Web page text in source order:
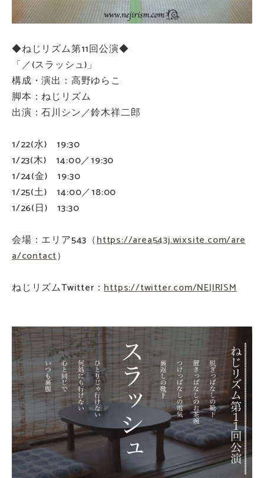
◆ねじリズム第11回公演◆
「／(スラッシュ)」
構成・演出：高野ゆらこ
脚本：ねじリズム
出演：石川シン／鈴木祥二郎
1/22(水) 19:30
1/23(木) 14:00／19:30
1/24(金) 19:30
1/25(土) 14:00／18:00
1/26(日) 13:30
会場：エリア543（https://area543j.wixsite.com/are
a/contact）
ねじリズムTwitter：https://twitter.com/NEJIRISM